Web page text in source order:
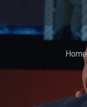
Home